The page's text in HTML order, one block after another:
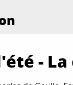
-